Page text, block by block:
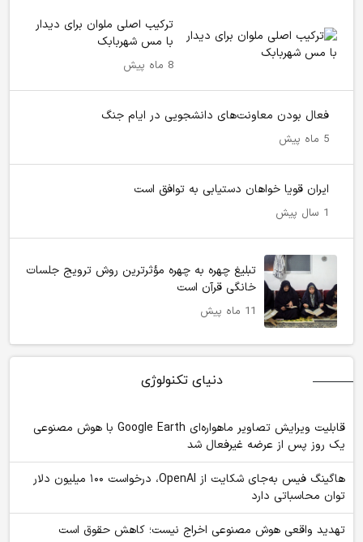
ترکیب اصلی ملوان برای دیدار
با مس شهربابک
8 ماه پیش
فعال بودن معاونت‌های دانشجویی در ایام جنگ
5 ماه پیش
ایران قویا خواهان دستیابی به توافق است
1 سال پیش
تبلیغ چهره به چهره مؤثرترین روش ترویج جلسات
خانگی قرآن است
11 ماه پیش
دنیای تکنولوژی
قابلیت ویرایش تصاویر ماهواره‌ای Google Earth با هوش مصنوعی
یک روز پس از عرضه غیرفعال شد
هاگینگ فیس به‌جای شکایت از OpenAI، درخواست ۱۰۰ میلیون دلار
توان محاسباتی دارد
تهدید واقعی هوش مصنوعی اخراج نیست؛ کاهش حقوق است